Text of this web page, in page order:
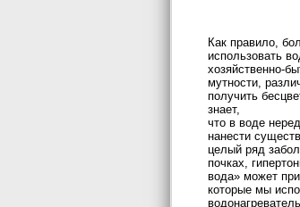
Как правило,
использовать
хозяйственно-
мутности,
получить
знает,
что в воде
нанести
целый ряд
почках,
вода» может
которые мы